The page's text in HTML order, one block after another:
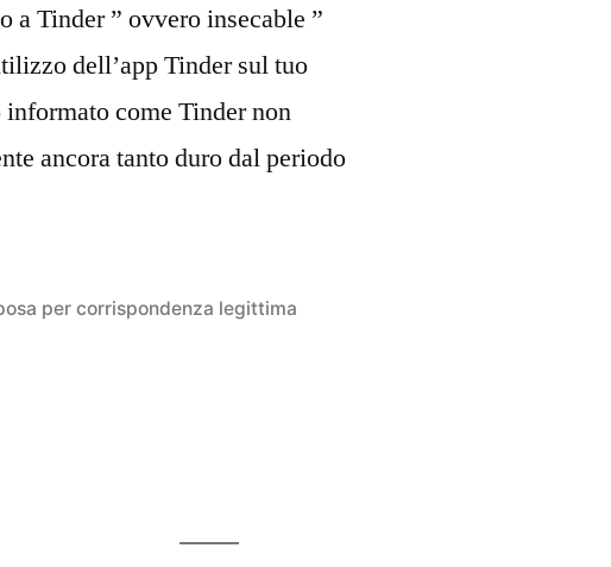
a Tinder ” ovvero insecable ”
dell’app Tinder sul tuo
come Tinder non
ancora tanto duro dal periodo
per corrispondenza legittima